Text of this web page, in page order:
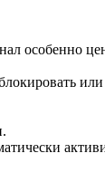
особенно
или